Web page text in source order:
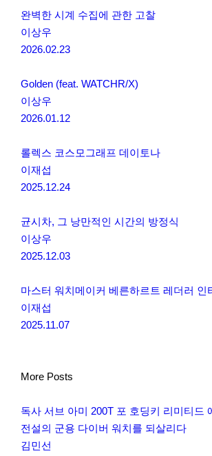
완벽한 시계 수집에 관한 고찰
이상우
2026.02.23
Golden (feat. WATCHR/X)
이상우
2026.01.12
롤렉스 코스모그래프 데이토나
이재섭
2025.12.24
균시차, 그 낭만적인 시간의 방정식
이상우
2025.12.03
마스터 워치메이커 베른하르트 레더러 인
이재섭
2025.11.07
More Posts
독사 서브 아미 200T 포 호딩키 리미티드
전설의 군용 다이버 워치를 되살리다
김민선